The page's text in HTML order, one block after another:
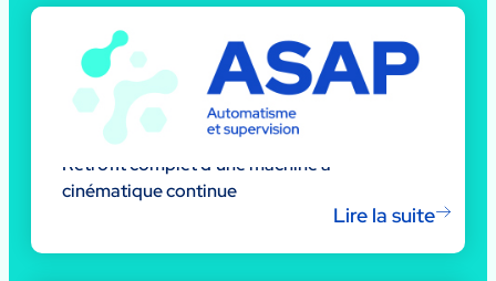
Rétrofit complet d’une machine à
cinématique continue
Lire la suite